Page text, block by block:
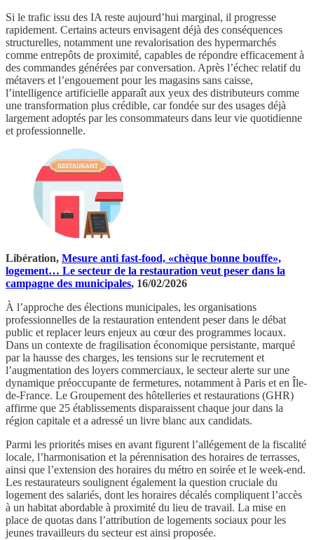
Si le trafic issu des IA reste aujourd’hui marginal, il progresse
rapidement. Certains acteurs envisagent déjà des conséquences
structurelles, notamment une revalorisation des hypermarchés
comme entrepôts de proximité, capables de répondre efficacement à
des commandes générées par conversation. Après l’échec relatif du
métavers et l’engouement pour les magasins sans caisse,
l’intelligence artificielle apparaît aux yeux des distributeurs comme
une transformation plus crédible, car fondée sur des usages déjà
largement adoptés par les consommateurs dans leur vie quotidienne
et professionnelle.
Libération, Mesure anti fast-food, «chèque bonne bouffe»,
logement… Le secteur de la restauration veut peser dans la
campagne des municipales, 16/02/2026
À l’approche des élections municipales, les organisations
professionnelles de la restauration entendent peser dans le débat
public et replacer leurs enjeux au cœur des programmes locaux.
Dans un contexte de fragilisation économique persistante, marqué
par la hausse des charges, les tensions sur le recrutement et
l’augmentation des loyers commerciaux, le secteur alerte sur une
dynamique préoccupante de fermetures, notamment à Paris et en Île-
de-France. Le Groupement des hôtelleries et restaurations (GHR)
affirme que 25 établissements disparaissent chaque jour dans la
région capitale et a adressé un livre blanc aux candidats.
Parmi les priorités mises en avant figurent l’allégement de la fiscalité
locale, l’harmonisation et la pérennisation des horaires de terrasses,
ainsi que l’extension des horaires du métro en soirée et le week-end.
Les restaurateurs soulignent également la question cruciale du
logement des salariés, dont les horaires décalés compliquent l’accès
à un habitat abordable à proximité du lieu de travail. La mise en
place de quotas dans l’attribution de logements sociaux pour les
jeunes travailleurs du secteur est ainsi proposée.